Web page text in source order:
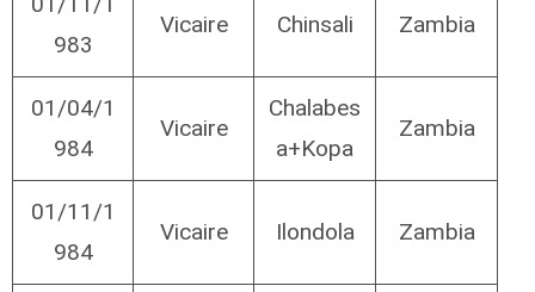
983
Vicaire Chinsali Zambia
01/04/1
984
Vicaire
Chalabes
a+Kopa
Zambia
01/11/1
984
Vicaire Ilondola Zambia